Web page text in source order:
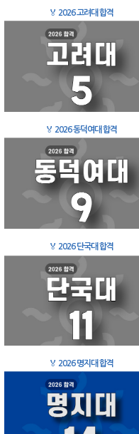
🏅 2026 고려대 합격
🏅 2026 동덕여대 합격
🏅 2026 단국대 합격
🏅 2026 명지대 합격